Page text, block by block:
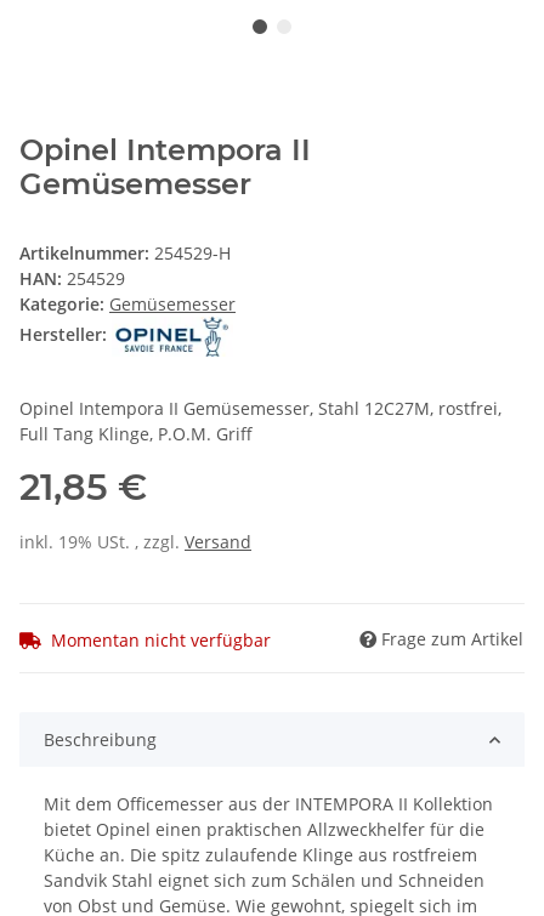
Opinel Intempora II
Gemüsemesser
Artikelnummer: 254529-H
HAN: 254529
Kategorie: Gemüsemesser
Hersteller:
Opinel Intempora II Gemüsemesser, Stahl 12C27M, rostfrei,
Full Tang Klinge, P.O.M. Griff
21,85 €
inkl. 19% USt. , zzgl. Versand
Momentan nicht verfügbar Frage zum Artikel
Beschreibung
Mit dem Officemesser aus der INTEMPORA II Kollektion
bietet Opinel einen praktischen Allzweckhelfer für die
Küche an. Die spitz zulaufende Klinge aus rostfreiem
Sandvik Stahl eignet sich zum Schälen und Schneiden
von Obst und Gemüse. Wie gewohnt, spiegelt sich im